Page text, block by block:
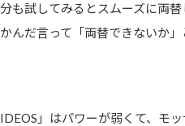
試してみるとスムーズに両
だ言って「両替できないか」
」はパワーが弱くて、モ